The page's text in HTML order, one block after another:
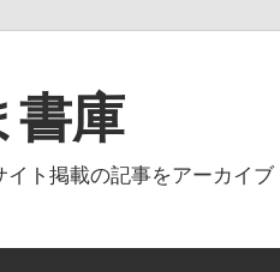
書庫
ト掲載の記事をアーカイブ